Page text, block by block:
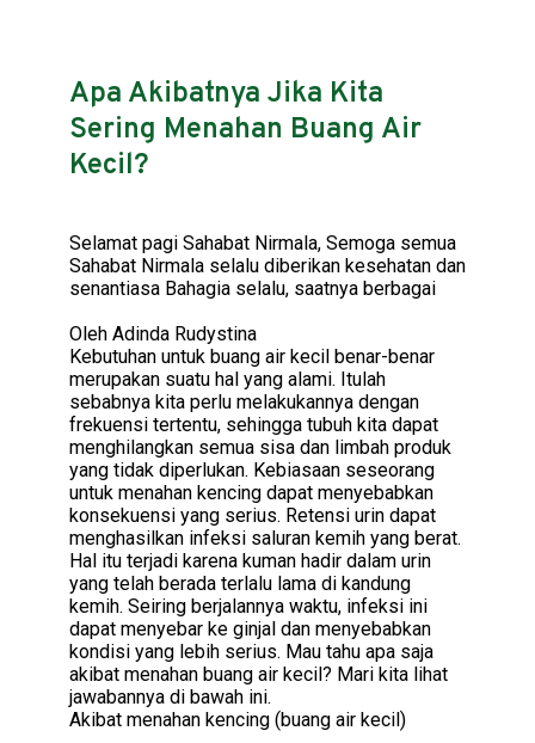
Apa Akibatnya Jika Kita
Sering Menahan Buang Air
Kecil?
Selamat pagi Sahabat Nirmala, Semoga semua
Sahabat Nirmala selalu diberikan kesehatan dan
senantiasa Bahagia selalu, saatnya berbagai
Oleh Adinda Rudystina
Kebutuhan untuk buang air kecil benar-benar
merupakan suatu hal yang alami. Itulah
sebabnya kita perlu melakukannya dengan
frekuensi tertentu, sehingga tubuh kita dapat
menghilangkan semua sisa dan limbah produk
yang tidak diperlukan. Kebiasaan seseorang
untuk menahan kencing dapat menyebabkan
konsekuensi yang serius. Retensi urin dapat
menghasilkan infeksi saluran kemih yang berat.
Hal itu terjadi karena kuman hadir dalam urin
yang telah berada terlalu lama di kandung
kemih. Seiring berjalannya waktu, infeksi ini
dapat menyebar ke ginjal dan menyebabkan
kondisi yang lebih serius. Mau tahu apa saja
akibat menahan buang air kecil? Mari kita lihat
jawabannya di bawah ini.
Akibat menahan kencing (buang air kecil)